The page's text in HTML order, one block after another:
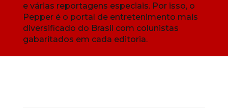
e várias reportagens especiais. Por isso, o
Pepper é o portal de entretenimento mais
diversificado do Brasil com colunistas
gabaritados em cada editoria.